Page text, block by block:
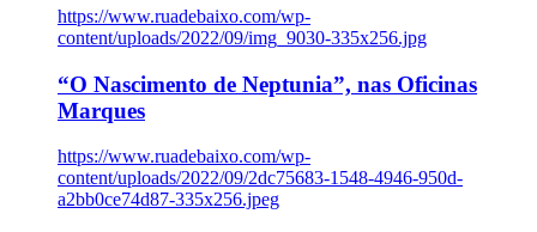
https://www.ruadebaixo.com/wp-
content/uploads/2022/09/img_9030-335x256.jpg
“O Nascimento de Neptunia”, nas Oficinas
Marques
https://www.ruadebaixo.com/wp-
content/uploads/2022/09/2dc75683-1548-4946-950d-
a2bb0ce74d87-335x256.jpeg